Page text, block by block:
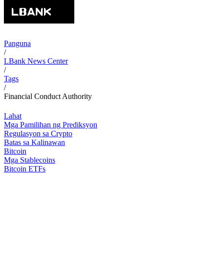
Panguna
/
LBank News Center
/
Tags
/
Financial Conduct Authority
Lahat
Mga Pamilihan ng Prediksyon
Regulasyon sa Crypto
Batas sa Kalinawan
Bitcoin
Mga Stablecoins
Bitcoin ETFs